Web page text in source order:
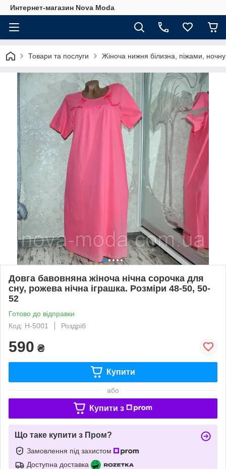
Интернет-магазин Nova Moda
Товари та послуги Жіноча нижня білизна, піжами,
Довга бавовняна жіноча нічна сорочка для
сну, рожева нічна іграшка. Розміри 48-50, 50-
52
Готово до відправки
Код: H-5001
Роздріб
590 ₴
Купити
або
Купити з
Що таке купити з Пром?
Замовлення під захистом
Доступна доставка